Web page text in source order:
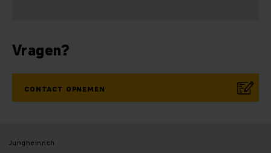
Vragen?
CONTACT OPNEMEN
Jungheinrich